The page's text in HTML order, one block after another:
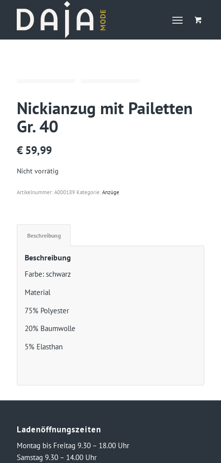
Nickianzug mit Pailetten
Gr. 40
€ 59,99
Nicht vorrätig
Artikelnummer: A000189 Kategorie: Anzüge
Beschreibung
Beschreibung
Farbe: schwarz
Material
75% Polyester
20% Baumwolle
5% Elasthan
Ladenöffnungszeiten
Montag bis Freitag 9.30 – 18.00 Uhr
Samstag 9.30 – 14.00 Uhr